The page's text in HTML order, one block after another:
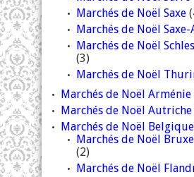
Marchés de Noël Saxe
Marchés de Noël
Marchés de Noël
(3)
Marchés de Noël
Marchés de Noël Arménie
Marchés de Noël Autriche
Marchés de Noël Belgique
Marchés de Noël
(2)
Marchés de Noël